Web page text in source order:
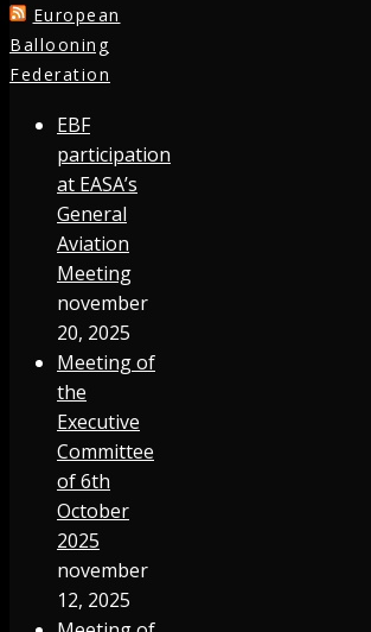
European
Ballooning
Federation
EBF
participation
at EASA’s
General
Aviation
Meeting
november
20, 2025
Meeting of
the
Executive
Committee
of 6th
October
2025
november
12, 2025